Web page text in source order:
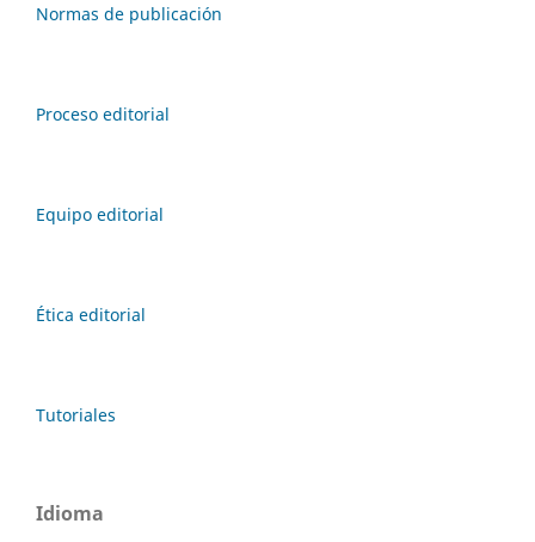
Normas de publicación
Proceso editorial
Equipo editorial
Ética editorial
Tutoriales
Idioma